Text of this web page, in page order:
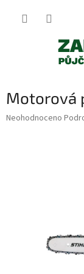
Motorová
Průměrné
Neohodnoceno